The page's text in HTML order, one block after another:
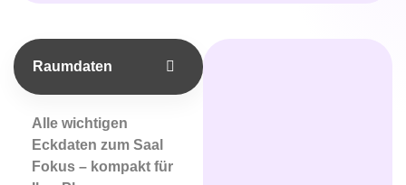
Raumdaten
Alle wichtigen
Eckdaten zum Saal
Fokus – kompakt für